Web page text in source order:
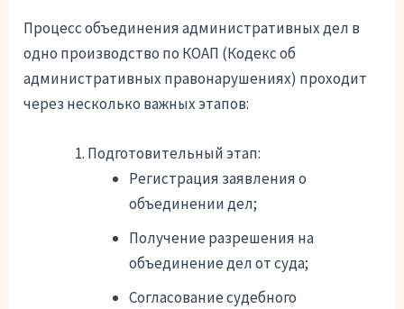
Процесс объединения административных дел в
одно производство по КОАП (Кодекс об
административных правонарушениях) проходит
через несколько важных этапов:
Подготовительный этап:
Регистрация заявления о
объединении дел;
Получение разрешения на
объединение дел от суда;
Согласование судебного